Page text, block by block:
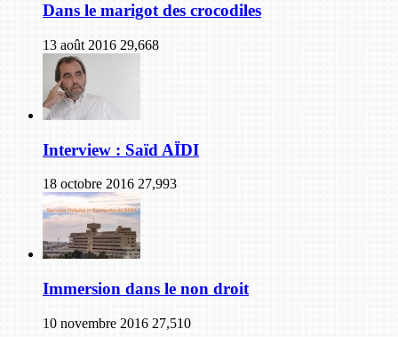
Dans le marigot des crocodiles
13 août 2016 29,668
Interview : Saïd AÏDI
18 octobre 2016 27,993
Immersion dans le non droit
10 novembre 2016 27,510